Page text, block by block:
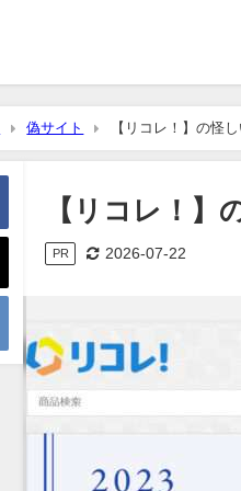
偽サイト 【リコレ！】の怪
【リコレ！】
PR 2026-07-22